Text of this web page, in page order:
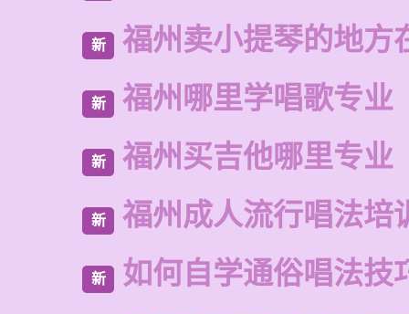
新 福州卖小提琴的地方
新 福州哪里学唱歌专业
新 福州买吉他哪里专业
新 福州成人流行唱法培
新 如何自学通俗唱法技